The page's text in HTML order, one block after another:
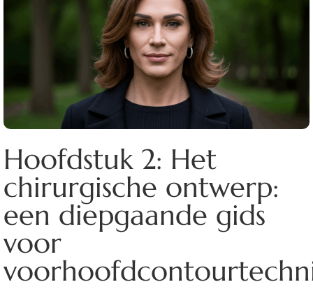
Hoofdstuk 2: Het
chirurgische ontwerp:
een diepgaande gids
voor